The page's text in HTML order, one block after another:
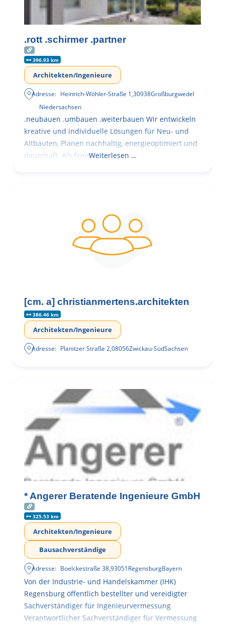
.rott .schirmer .partner
396.93 km
Architekten/Ingenieure
Adresse: Heinrich-Wöhler-Straße 1,30938Großburgwedel
Niedersachsen
.neubauen .umbauen .weiterbauen Wir entwickeln
kreative und individuelle Lösungen für Neu- und
Altbauten, Planen nachhaltig, energieoptimiert und
dauerhaft. Als FreieWeiterlesen …
[cm. a] christianmertens.architekten
386.46 km
Architekten/Ingenieure
Adresse: Planitzer Straße 2,08056Zwickau-SüdSachsen
* Angerer Beratende Ingenieure GmbH
325.53 km
Architekten/Ingenieure
Bausachverständige
Adresse: Boelckestraße 38,93051RegensburgBayern
Von der Industrie- und Handelskammer (IHK)
Regensburg öffentlich bestellter und vereidigter
Sachverständiger für Ingenieurvermessung
Verantwortlicher Sachverständiger für Vermessung